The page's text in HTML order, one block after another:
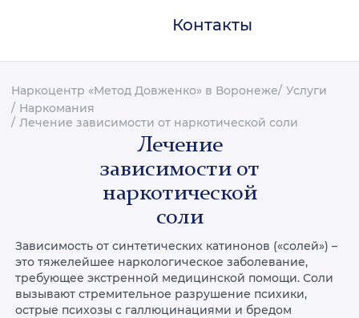
Контакты
Наркоцентр «Метод Довженко» в Воронеже
Услуги
Наркомания
Лечение зависимости от наркотической соли
Лечение
зависимости от
наркотической
соли
Зависимость от синтетических катинонов («солей») –
это тяжелейшее наркологическое заболевание,
требующее экстренной медицинской помощи. Соли
вызывают стремительное разрушение психики,
острые психозы с галлюцинациями и бредом